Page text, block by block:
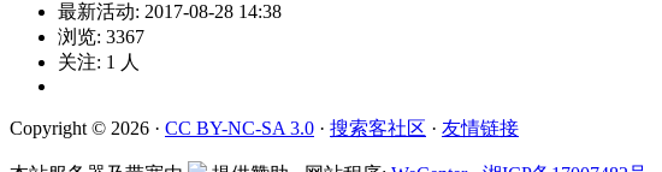
最新活动: 2017-08-28 14:38
浏览: 3367
关注: 1 人
Copyright © 2026 · CC BY-NC-SA 3.0 · 搜索客社区 · 友情链接